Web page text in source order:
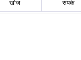
खोज संपर्क